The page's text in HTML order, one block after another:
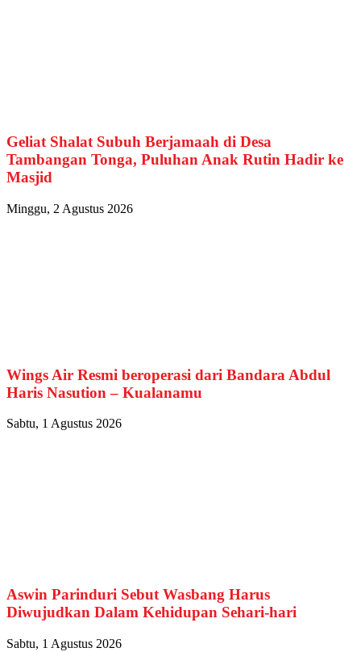
Geliat Shalat Subuh Berjamaah di Desa
Tambangan Tonga, Puluhan Anak Rutin Hadir ke
Masjid
Minggu, 2 Agustus 2026
Wings Air Resmi beroperasi dari Bandara Abdul
Haris Nasution – Kualanamu
Sabtu, 1 Agustus 2026
Aswin Parinduri Sebut Wasbang Harus
Diwujudkan Dalam Kehidupan Sehari-hari
Sabtu, 1 Agustus 2026